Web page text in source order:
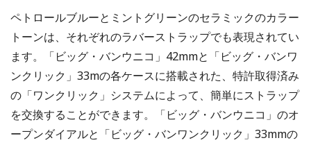
ペトロールブルーとミントグリーンのセラミックのカラー
トーンは、それぞれのラバーストラップでも表現されてい
ます。「ビッグ・バンウニコ」42mmと「ビッグ・バンワ
ンクリック」33mの各ケースに搭載された、特許取得済み
の「ワンクリック」システムによって、簡単にストラップ
を交換することができます。「ビッグ・バンウニコ」のオ
ープンダイアルと「ビッグ・バンワンクリック」33mmの